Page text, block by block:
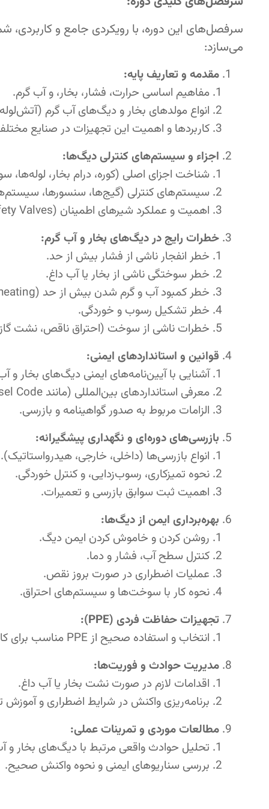
سرفصل‌های این دوره، با رویکردی جامع و کاربردی،
می‌سازد:
مقدمه و تعاریف پایه:
مفاهیم اساسی حرارت، فشار، بخار، و آب گرم.
انواع مولدهای بخار و دیگ‌های آب گرم
کاربردها و اهمیت این تجهیزات در صنایع
اجزاء و سیستم‌های کنترلی دیگ‌ها:
شناخت اجزای اصلی (کوره، درام بخار، لوله‌ها،
سیستم‌های کنترلی (گیج‌ها، سنسورها،
اهمیت و عملکرد شیرهای اطمینان (Safety Valves).
خطرات رایج در دیگ‌های بخار و آب گرم:
خطر انفجار ناشی از فشار بیش از حد.
خطر سوختگی ناشی از بخار یا آب داغ.
خطر کمبود آب و گرم شدن بیش از حد (Overheating).
خطر تشکیل رسوب و خوردگی.
خطرات ناشی از سوخت (احتراق ناقص، نشت
قوانین و استانداردهای ایمنی:
آشنایی با آیین‌نامه‌های ایمنی دیگ‌های بخار و
معرفی استانداردهای بین‌المللی (مانند ASME Boiler and Pressure Vessel Code).
الزامات مربوط به صدور گواهینامه و بازرسی.
بازرسی‌های دوره‌ای و نگهداری پیشگیرانه:
انواع بازرسی‌ها (داخلی، خارجی، هیدرواستاتیک).
نحوه تمیزکاری، رسوب‌زدایی، و کنترل خوردگی.
اهمیت ثبت سوابق بازرسی و تعمیرات.
بهره‌برداری ایمن از دیگ‌ها:
روشن کردن و خاموش کردن ایمن دیگ.
کنترل سطح آب، فشار و دما.
عملیات اضطراری در صورت بروز نقص.
نحوه کار با سوخت‌ها و سیستم‌های احتراق.
تجهیزات حفاظت فردی (PPE):
انتخاب و استفاده صحیح از PPE مناسب برای کار با حرارت و فشار.
مدیریت حوادث و فوریت‌ها:
اقدامات لازم در صورت نشت بخار یا آب داغ.
برنامه‌ریزی واکنش در شرایط اضطراری و
مطالعات موردی و تمرینات عملی:
تحلیل حوادث واقعی مرتبط با دیگ‌های بخار و
بررسی سناریوهای ایمنی و نحوه واکنش صحیح.